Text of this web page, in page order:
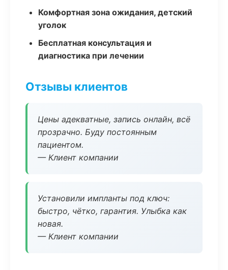
Комфортная зона ожидания, детский
уголок
Бесплатная консультация и
диагностика при лечении
Отзывы клиентов
Цены адекватные, запись онлайн, всё
прозрачно. Буду постоянным
пациентом.
— Клиент компании
Установили импланты под ключ:
быстро, чётко, гарантия. Улыбка как
новая.
— Клиент компании